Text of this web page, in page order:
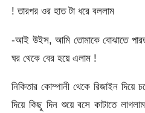
! তারপর ওর হাত টা ধরে বললাম
-আই উইস, আমি তোমাকে বোঝাতে
ঘর থেকে বের হয়ে এলাম !
নিকিতার কোম্পানী থেকে রিজাইন
দিয়ে কিছু দিন শুয়ে বসে কাটাতে